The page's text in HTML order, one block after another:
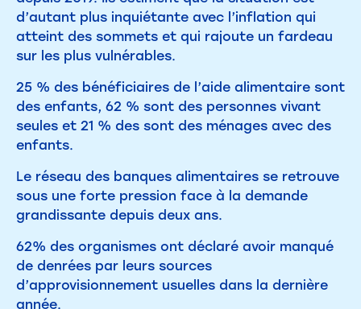
d’autant plus inquiétante avec l’inflation qui
atteint des sommets et qui rajoute un fardeau
sur les plus vulnérables.
25 % des bénéficiaires de l’aide alimentaire sont
des enfants, 62 % sont des personnes vivant
seules et 21 % des sont des ménages avec des
enfants.
Le réseau des banques alimentaires se retrouve
sous une forte pression face à la demande
grandissante depuis deux ans.
62% des organismes ont déclaré avoir manqué
de denrées par leurs sources
d’approvisionnement usuelles dans la dernière
année.